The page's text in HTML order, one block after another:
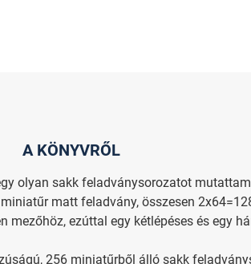
A KÖNYVRŐL
olyan sakk feladványsorozatot
matt feladvány, összesen
ezúttal egy kétlépéses és egy
256 miniatűrből álló sakk